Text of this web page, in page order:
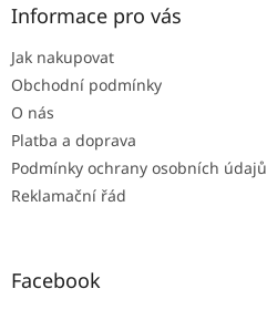
Informace pro vás
Jak nakupovat
Obchodní podmínky
O nás
Platba a doprava
Podmínky ochrany osobních údajů
Reklamační řád
Facebook